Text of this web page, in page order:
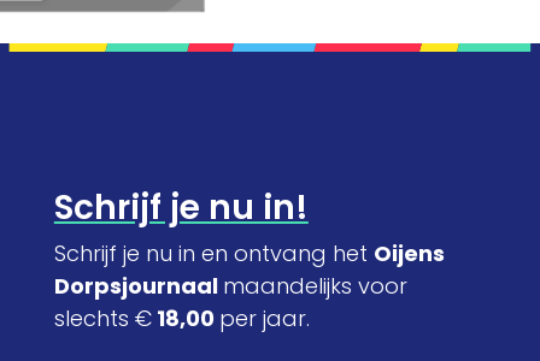
Schrijf je nu in!
Schrijf je nu in en ontvang het Oijens
Dorpsjournaal maandelijks voor
slechts €18,00 per jaar.